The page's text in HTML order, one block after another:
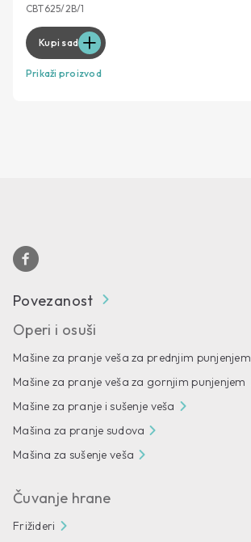
CBT625/2B/1
Kupi sad
Prikaži proizvod
Povezanost
Operi i osuši
Mašine za pranje veša za prednjim punjenjem
Mašine za pranje veša za gornjim punjenjem
Mašine za pranje i sušenje veša
Mašina za pranje sudova
Mašina za sušenje veša
Čuvanje hrane
Frižideri